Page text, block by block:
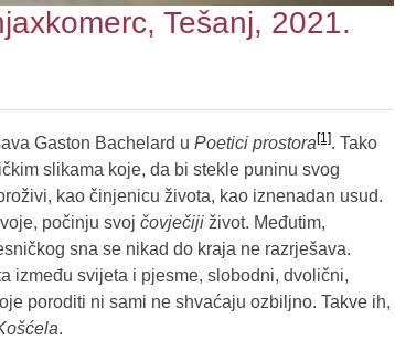
Tešanj, 2021.
Gaston Bachelard u Poetici prostora[1]. Tako
slikama koje, da bi stekle puninu svog
kao činjenicu života, kao iznenadan usud.
počinju svoj čovječiji život. Međutim,
sna se nikad do kraja ne razrješava.
između svijeta i pjesme, slobodni, dvolični,
poroditi ni sami ne shvaćaju ozbiljno. Takve ih,
.